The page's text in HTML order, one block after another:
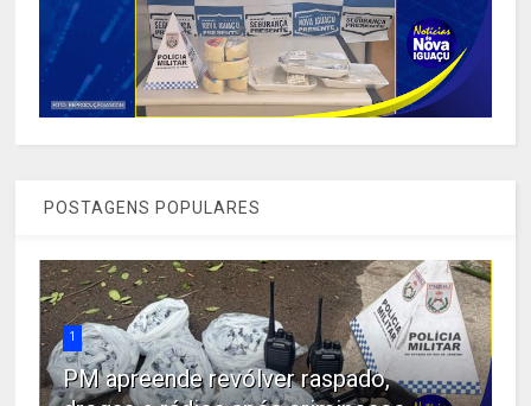
POSTAGENS POPULARES
1
PM apreende revólver raspado,